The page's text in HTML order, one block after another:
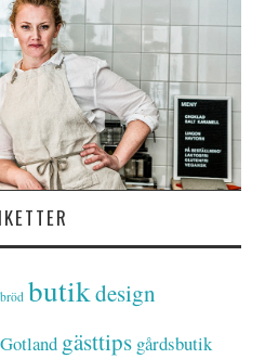
bröd butikdesign
Gotland gästtips gårdsbutik